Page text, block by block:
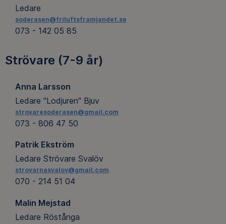
Ledare
soderasen@friluftsframjandet.se
073 - 142 05 85
Strövare (7-9 år)
Anna Larsson
Ledare "Lodjuren" Bjuv
strovaresoderasen@gmail.com
073 - 806 47 50
Patrik Ekström
Ledare Strövare Svalöv
strovarnasvalov@gmail.com
070 - 214 51 04
Malin Mejstad
Ledare Röstånga